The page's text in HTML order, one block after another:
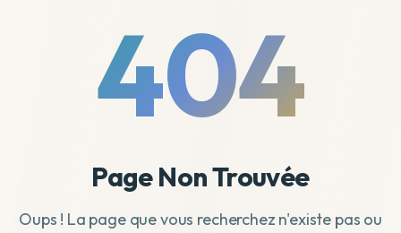
404
Page Non Trouvée
Oups ! La page que vous recherchez n'existe pas ou